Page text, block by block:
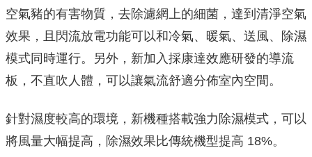
空氣豬的有害物質，去除濾網上的細菌，達到清淨空氣
效果，且閃流放電功能可以和冷氣、暖氣、送風、除濕
模式同時運行。另外，新加入採康達效應研發的導流
板，不直吹人體，可以讓氣流舒適分佈室內空間。
針對濕度較高的環境，新機種搭載強力除濕模式，可以
將風量大幅提高，除濕效果比傳統機型提高 18%。